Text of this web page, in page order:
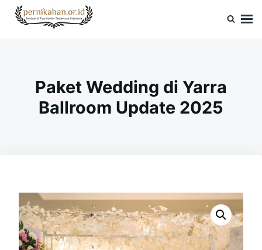
SkipSearch
for:
Paket Wedding di Yarra
Ballroom Update 2025